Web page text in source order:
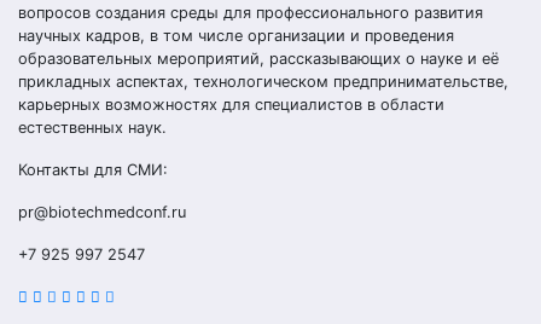
вопросов создания среды для профессионального развития
научных кадров, в том числе организации и проведения
образовательных мероприятий, рассказывающих о науке и её
прикладных аспектах, технологическом предпринимательстве,
карьерных возможностях для специалистов в области
естественных наук.
Контакты для СМИ:
pr@biotechmedconf.ru
+7 925 997 2547